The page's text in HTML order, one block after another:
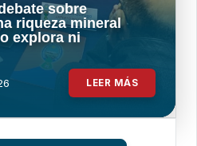
sobre
riqueza mineral
explora ni
LEER MÁS